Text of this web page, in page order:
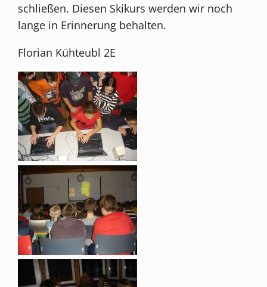
schließen. Diesen Skikurs werden wir noch
lange in Erinnerung behalten.
Florian Kühteubl 2E